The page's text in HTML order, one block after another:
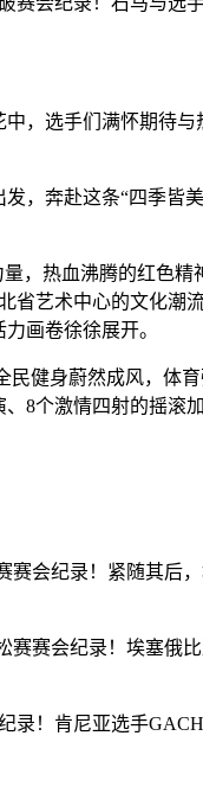
，选手们满怀期待
，奔赴这条“四季皆
，热血沸腾的红色精
艺术中心的文化潮
画卷徐徐展开。
民健身蔚然成风，体
8个激情四射的摇滚
会纪录！紧随其后
会纪录！埃塞俄比
！肯尼亚选手